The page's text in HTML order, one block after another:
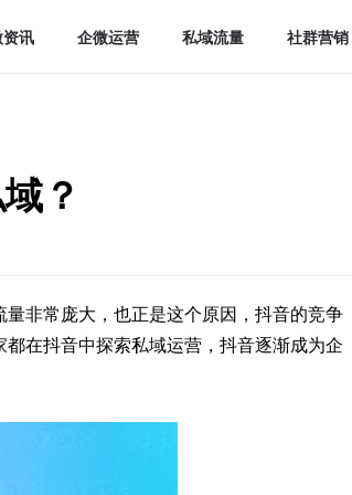
讯 企微运营 私域流量 社群营销
？
非常庞大，也正是这个原因，抖音的竞争
在抖音中探索私域运营，抖音逐渐成为企